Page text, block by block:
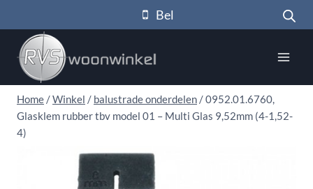
naar
inhoud
Bel
Home /Winkel / balustrade onderdelen /0952.01.6760,
Glasklem rubber tbv model 01 – Multi Glas 9,52mm (4-1,52-
4)